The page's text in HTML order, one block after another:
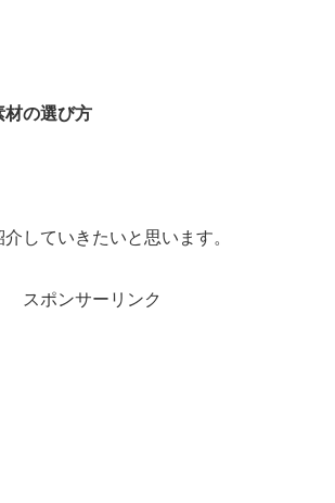
材の選び方
していきたいと思います。
スポンサーリンク